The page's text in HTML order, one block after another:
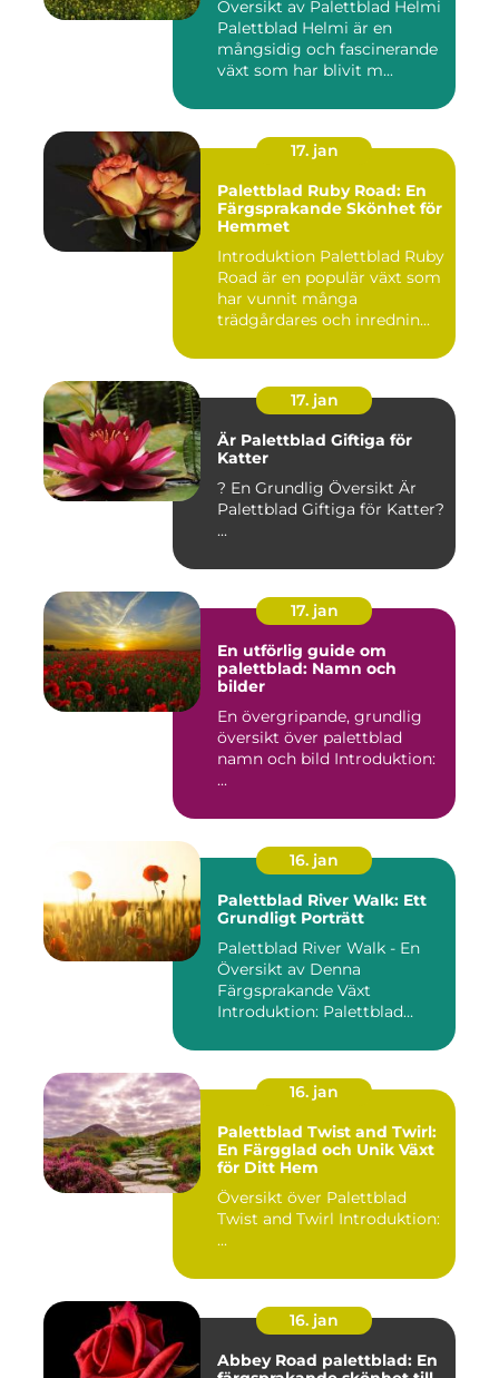
Översikt av Palettblad Helmi
Palettblad Helmi är en
mångsidig och fascinerande
växt som har blivit m...
17. jan
Palettblad Ruby Road: En
Färgsprakande Skönhet för
Hemmet
Introduktion Palettblad Ruby
Road är en populär växt som
har vunnit många
trädgårdares och inrednin...
17. jan
Är Palettblad Giftiga för
Katter
? En Grundlig Översikt Är
Palettblad Giftiga för Katter?
...
17. jan
En utförlig guide om
palettblad: Namn och
bilder
En övergripande, grundlig
översikt över palettblad
namn och bild Introduktion:
...
16. jan
Palettblad River Walk: Ett
Grundligt Porträtt
Palettblad River Walk - En
Översikt av Denna
Färgsprakande Växt
Introduktion: Palettblad
16. jan
Palettblad Twist and Twirl:
En Färgglad och Unik Växt
för Ditt Hem
Översikt över Palettblad
Twist and Twirl Introduktion:
...
16. jan
Abbey Road palettblad: En